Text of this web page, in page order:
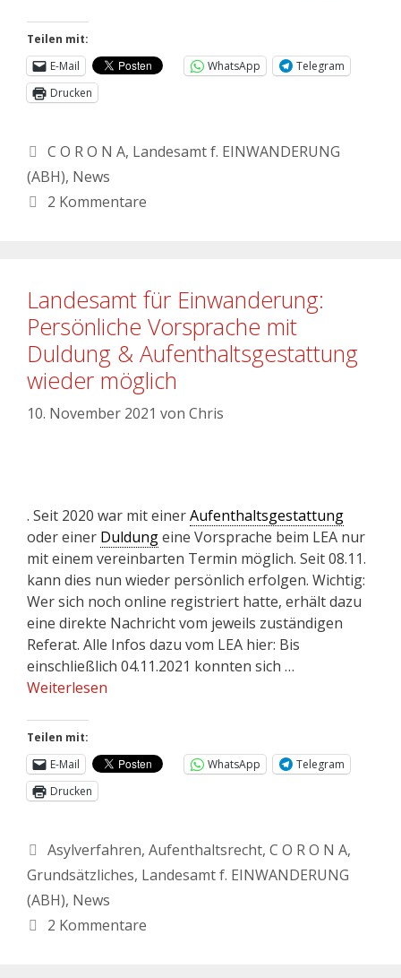
Teilen mit:
E-Mail
WhatsApp
Telegram
Drucken
C O R O N A, Landesamt f. EINWANDERUNG
(ABH), News
2 Kommentare
Landesamt für Einwanderung:
Persönliche Vorsprache mit
Duldung & Aufenthaltsgestattung
wieder möglich
10. November 2021 von Chris
. Seit 2020 war mit einerAufenthaltsgestattung
oder einer Duldungeine Vorsprache beim LEA nur
mit einem vereinbarten Termin möglich. Seit 08.11.
kann dies nun wieder persönlich erfolgen. Wichtig:
Wer sich noch online registriert hatte, erhält dazu
eine direkte Nachricht vom jeweils zuständigen
Referat. Alle Infos dazu vom LEA hier: Bis
einschließlich 04.11.2021 konnten sich …
Weiterlesen
Teilen mit:
E-Mail
WhatsApp
Telegram
Drucken
Asylverfahren, Aufenthaltsrecht, C O R O N A,
Grundsätzliches, Landesamt f. EINWANDERUNG
(ABH), News
2 Kommentare